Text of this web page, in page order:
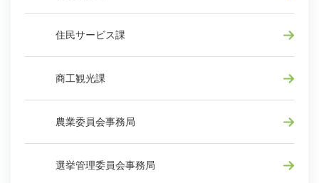
住民サービス課
商工観光課
農業委員会事務局
選挙管理委員会事務局